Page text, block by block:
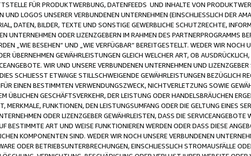
FÜR PRODUKTWERBUNG, DATENFEEDS UND INHALTE VON
LOGOS UNSERER VERBUNDENEN UNTERNEHMEN (EINSCHLIESSLICH DER
DATEN, BILDER, TEXTE UND SONSTIGE GEWERBLICHE SCHUTZRECHTE,
UNTERNEHMEN ODER LIZENZGEBERN IM RAHMEN DES PARTNERPROGRAMMS
„WIE BESEHEN“ UND „WIE VERFÜGBAR“ BEREITGESTELLT. WEDER WIR NOCH
ÜBERNEHMEN GEWÄHRLEISTUNGEN GLEICH WELCHER ART, OB
WIR UND UNSERE VERBUNDENEN UNTERNEHMEN UND LIZENZGEBER
SCHLIESST ETWAIGE STILLSCHWEIGENDE GEWÄHRLEISTUNGEN BEZÜGLICH
EINEN BESTIMMTEN VERWENDUNGSZWECK, NICHTVERLETZUNG SOWIE
ÜBLICHEN GESCHÄFTSVERKEHR, DER LEISTUNG ODER HANDELSBRÄUCHEN
MERKMALE, FUNKTIONEN, DEN LEISTUNGSUMFANG ODER DIE GELTUNG EINES
ODER LIZENZGEBER GEWÄHRLEISTEN, DASS DIE SERVICEANGEBOTE
BESTIMMTE ART UND WEISE FUNKTIONIEREN WERDEN ODER DASS DIESE
KOMPONENTEN SIND. WEDER WIR NOCH UNSERE VERBUNDENEN
ODER BETRIEBSUNTERBRECHUNGEN, EINSCHLIESSLICH STROMAUSFÄLLE